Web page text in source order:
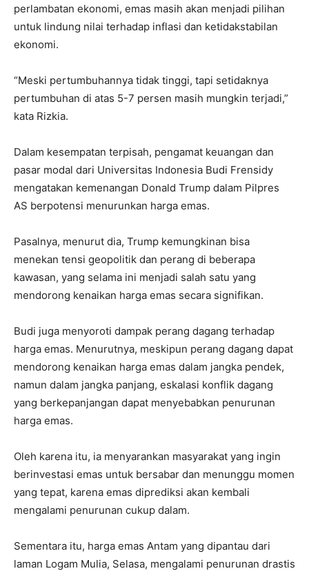
perlambatan ekonomi, emas masih akan menjadi pilihan
untuk lindung nilai terhadap inflasi dan ketidakstabilan
ekonomi.
“Meski pertumbuhannya tidak tinggi, tapi setidaknya
pertumbuhan di atas 5-7 persen masih mungkin terjadi,”
kata Rizkia.
Dalam kesempatan terpisah, pengamat keuangan dan
pasar modal dari Universitas Indonesia Budi Frensidy
mengatakan kemenangan Donald Trump dalam Pilpres
AS berpotensi menurunkan harga emas.
Pasalnya, menurut dia, Trump kemungkinan bisa
menekan tensi geopolitik dan perang di beberapa
kawasan, yang selama ini menjadi salah satu yang
mendorong kenaikan harga emas secara signifikan.
Budi juga menyoroti dampak perang dagang terhadap
harga emas. Menurutnya, meskipun perang dagang dapat
mendorong kenaikan harga emas dalam jangka pendek,
namun dalam jangka panjang, eskalasi konflik dagang
yang berkepanjangan dapat menyebabkan penurunan
harga emas.
Oleh karena itu, ia menyarankan masyarakat yang ingin
berinvestasi emas untuk bersabar dan menunggu momen
yang tepat, karena emas diprediksi akan kembali
mengalami penurunan cukup dalam.
Sementara itu, harga emas Antam yang dipantau dari
laman Logam Mulia, Selasa, mengalami penurunan drastis